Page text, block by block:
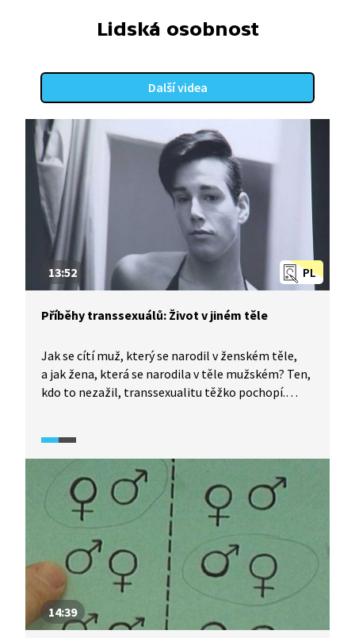
který za války osiřel a vzpomíná, jak se útěkem
z Řecka do tehdejšího Československa jeho strýci
souseda Nováka Miroslav Donutil.
Lidská osobnost
Další videa
PL
13:52
Příběhy transsexuálů: Život v jiném těle
Jak se cítí muž, který se narodil v ženském těle,
a jak žena, která se narodila v těle mužském? Ten,
kdo to nezažil, transsexualitu těžko pochopí.
společností nepochopeni a nepřijati z důvodu své
jinakosti. Denny, Tereza i Kristián vyprávějí svůj
příběh.
14:39